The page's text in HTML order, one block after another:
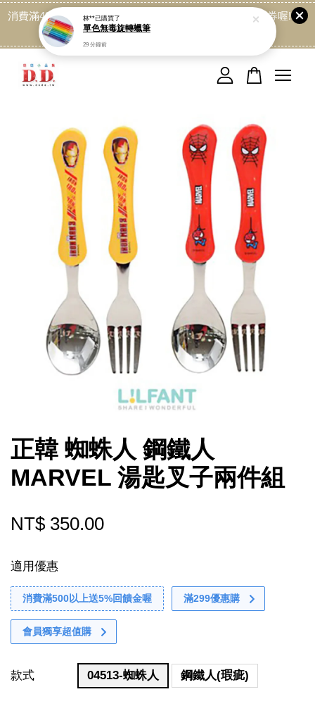
消費滿499免運喔, 記得加LINE:@dede168 領取專屬折扣券喔!
點我
正韓 蜘蛛人 鋼鐵人
MARVEL 湯匙叉子兩件組
NT$ 350.00
適用優惠
消費滿500以上送5%回饋金喔 滿299優惠購
會員獨享超值購
款式 04513-蜘蛛人 鋼鐵人(瑕疵)
您的購物車目前還是空的。
林**已購買了
單色無毒旋轉蠟筆
29 分鐘前